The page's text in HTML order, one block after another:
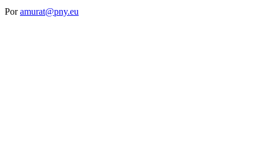
Por amurat@pny.eu